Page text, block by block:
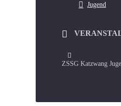
Jugend
ZSSG Katzwang